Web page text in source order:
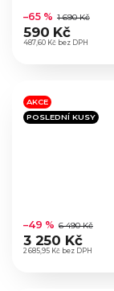
hodnocení
produktu
je
hvězdiček.
487,60 Kč bez DPH
–65 % 1 690 Kč
590 Kč
AKCE
POSLEDNÍ KUSY
hodnocení
produktu
je
2 685,95 Kč bez DPH
–49 % 6 490 Kč
3 250 Kč